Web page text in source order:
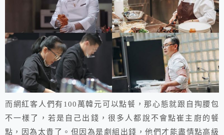
而網紅客人們有100萬韓元可以點餐，那心態就跟自掏腰包
不一樣了，若是自己出錢，很多人都說不會點崔主廚的餐
點，因為太貴了。但因為是劇組出錢，他們才能盡情點高級